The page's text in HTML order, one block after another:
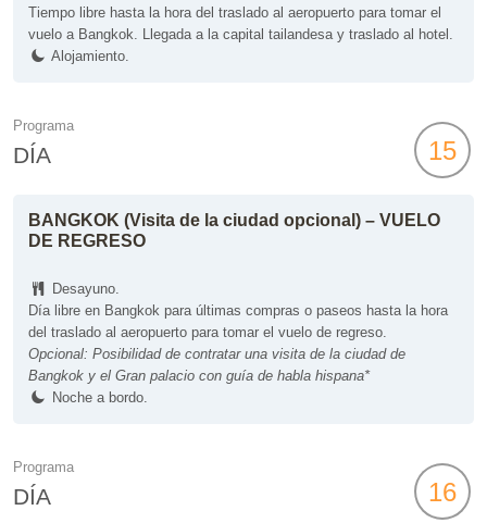
Tiempo libre hasta la hora del traslado al aeropuerto para tomar el
vuelo a Bangkok. Llegada a la capital tailandesa y traslado al hotel.
Alojamiento.
Programa
DÍA 15
BANGKOK (Visita de la ciudad opcional) – VUELO
DE REGRESO
Desayuno.
Día libre en Bangkok para últimas compras o paseos hasta la hora
del traslado al aeropuerto para tomar el vuelo de regreso.
Opcional: Posibilidad de contratar una visita de la ciudad de
Bangkok y el Gran palacio con guía de habla hispana*
Noche a bordo.
Programa
DÍA 16